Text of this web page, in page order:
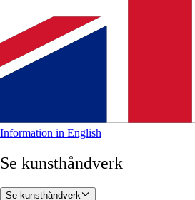
Information in English
Se kunsthåndverk
Se kunsthåndverk